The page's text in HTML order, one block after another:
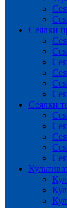
Сеялки
Сеялки